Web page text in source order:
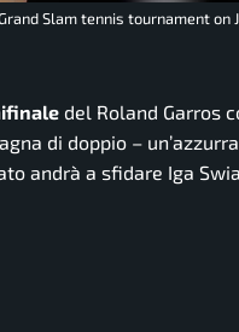
Slam tennis tournament on
del Roland Garros
di doppio –
andrà a sfidare Iga